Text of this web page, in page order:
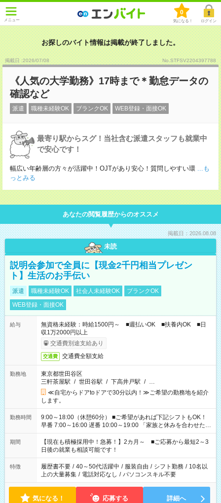
メニュー
0
気になる！ ログイン
お探しのバイト情報は掲載が終了しました。
掲載日 :2026/07/08 No.STFSV2204397788
《人気の大学勤務》17時まで＊勤怠データの
確認など
派遣 職種未経験OK ブランクOK WEB登録・面接OK
最寄り駅からスグ！当社含む派遣スタッフも就業中
で安心です！
幅広い年齢層の方々が活躍中！OJTがあり安心！質問しやすい環 ...も
っとみる
あなたの閲覧履歴からのオススメ
掲載日：2026.08.08
未読
説明会参加で全員に【現金2千円相当プレゼン
ト】生活のお手伝い
派遣 職種未経験OK 社会人未経験OK
ブランクOK
WEB登録・面接OK
給与
無資格未経験：時給1500円～ ■週払いOK ■扶養内OK ■日
収1万2000円以上
交通費別途支給あり
交通費 交通費全額支給
勤務地
東京都世田谷区
三軒茶屋駅 / 世田谷駅 / 下高井戸駅 / …
≪自宅からドアtoドアで30分以内！≫ご希望の勤務地を紹介
します。
勤務時間
9:00～18:00（休憩60分） ■ご希望があれば下記シフトもOK！
早番 7:00～16:00 遅番 10:00～19:00 「家族と休みを合わせた
い」 「余裕を持って夕飯の準備がしたい」 「できれば残業はし
たくない」 など、ご希望を教えてくださいね。 ※Wワーク希望
の方へ 今ご覧のお仕事で希望する勤務時間と、もう1つのお仕事
の勤務時間。 合計で週40時間を超える場合は応募できません。
期間
【現在も積極採用中！急募！】2カ月～ ■ご応募から最短2～3
日後の就業も相談可能です！
特徴 履歴書不要 / 40～50代活躍中 / 服装自由 / シフト勤務 / 10名以
上の大量募集 / 電話対応なし / パソコンスキル不要
気になる！ 応募する 詳細へ